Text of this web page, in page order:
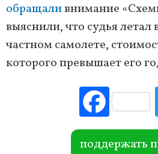
обращаливнимание
выяснили, что судья
частном самолете,
которого превышает его
Fac
ebo
ok
поддержать